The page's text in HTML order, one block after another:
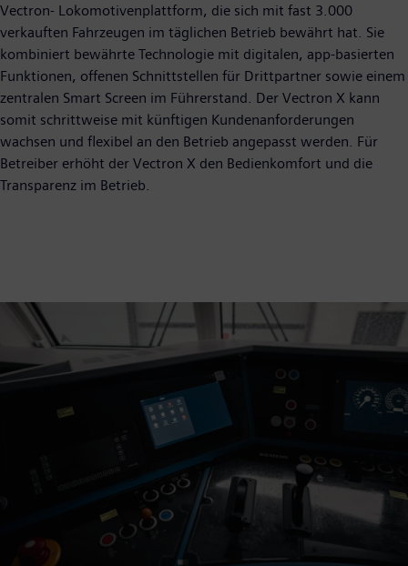
Vectron- Lokomotivenplattform, die sich mit fast 3.000
verkauften Fahrzeugen im täglichen Betrieb bewährt hat. Sie
kombiniert bewährte Technologie mit digitalen, app-basierten
Funktionen, offenen Schnittstellen für Drittpartner sowie einem
zentralen Smart Screen im Führerstand. Der Vectron X kann
somit schrittweise mit künftigen Kundenanforderungen
wachsen und flexibel an den Betrieb angepasst werden. Für
Betreiber erhöht der Vectron X den Bedienkomfort und die
Transparenz im Betrieb.